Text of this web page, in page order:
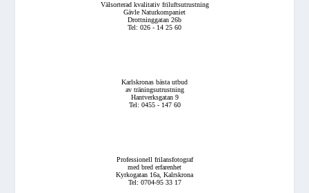
Välsorterad kvalitativ friluftsutrustning
Gävle Naturkompaniet
Drottninggatan 26b
Tel: 026 - 14 25 60
Karlskronas bästa utbud
av träningsutrustning
Hantverksgatan 9
Tel: 0455 - 147 60
Professionell frilansfotograf
med bred erfarenhet
Kyrkogatan 16a, Kalrskrona
Tel: 0704-95 33 17